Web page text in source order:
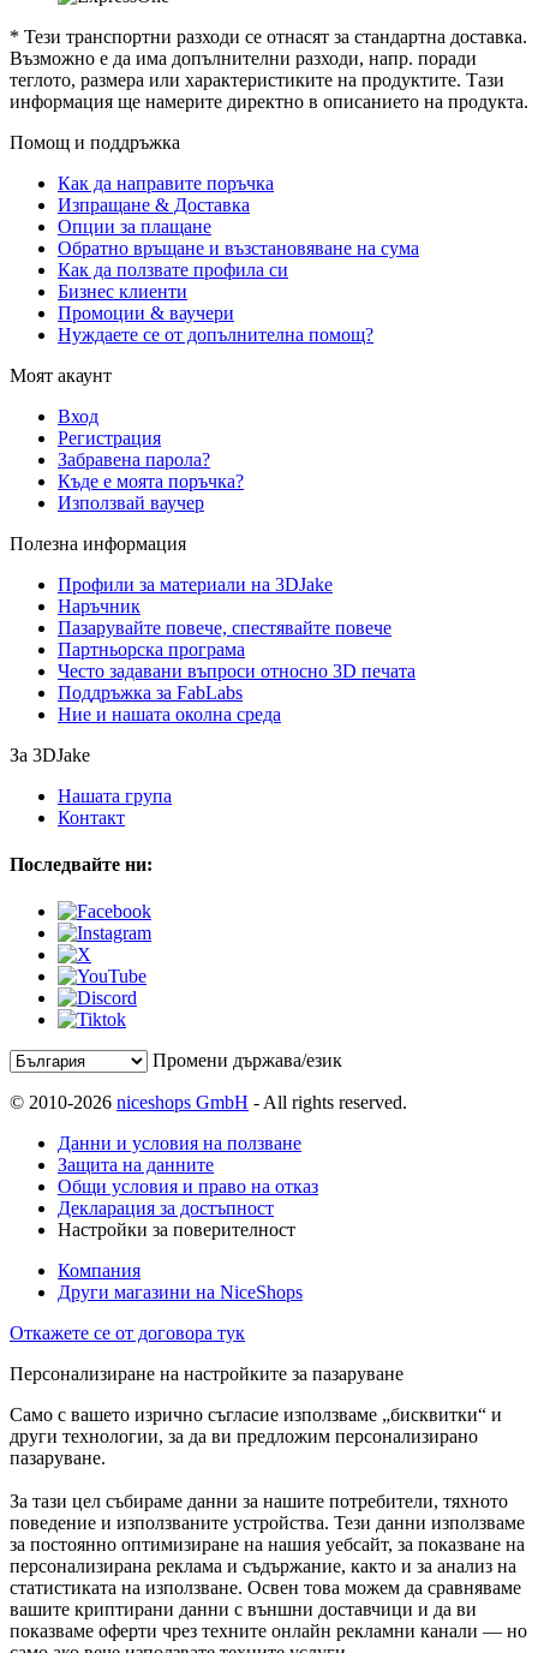
* Тези транспортни разходи се отнасят за стандартна доставка.
Възможно е да има допълнителни разходи, напр. поради
теглото, размера или характеристиките на продуктите. Тази
информация ще намерите директно в описанието на продукта.
Помощ и поддръжка
Как да направите поръчка
Изпращане & Доставка
Опции за плащане
Обратно връщане и възстановяване на сума
Как да ползвате профила си
Бизнес клиенти
Промоции & ваучери
Нуждаете се от допълнителна помощ?
Моят акаунт
Вход
Регистрация
Забравена парола?
Къде е моята поръчка?
Използвай ваучер
Полезна информация
Профили за материали на 3DJake
Наръчник
Пазарувайте повече, спестявайте повече
Партньорска програма
Често задавани въпроси относно 3D печата
Поддръжка за FabLabs
Ние и нашата околна среда
За 3DJake
Нашата група
Контакт
Последвайте ни:
Промени държава/език
© 2010-2026 niceshops GmbH - All rights reserved.
Данни и условия на ползване
Защита на данните
Общи условия и право на отказ
Декларация за достъпност
Настройки за поверителност
Компания
Други магазини на NiceShops
Откажете се от договора тук
Персонализиране на настройките за пазаруване
Само с вашето изрично съгласие използваме „бисквитки“ и
други технологии, за да ви предложим персонализирано
пазаруване.
За тази цел събираме данни за нашите потребители, тяхното
поведение и използваните устройства. Тези данни използваме
за постоянно оптимизиране на нашия уебсайт, за показване на
персонализирана реклама и съдържание, както и за анализ на
статистиката на използване. Освен това можем да сравняваме
вашите криптирани данни с външни доставчици и да ви
показваме оферти чрез техните онлайн рекламни канали — но